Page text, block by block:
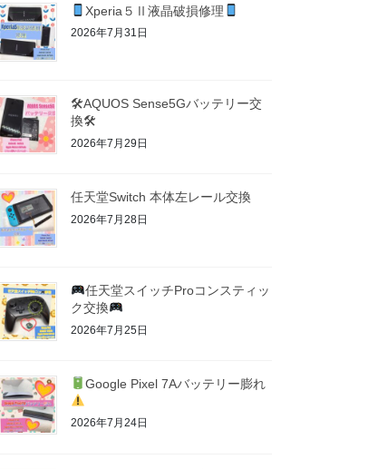
Xperia５Ⅱ液晶破損修理
2026年7月31日
🛠AQUOS Sense5Gバッテリー交
換🛠
2026年7月29日
任天堂Switch 本体左レール交換
2026年7月28日
任天堂スイッチProコンスティッ
ク交換
2026年7月25日
Google Pixel 7Aバッテリー膨れ
2026年7月24日